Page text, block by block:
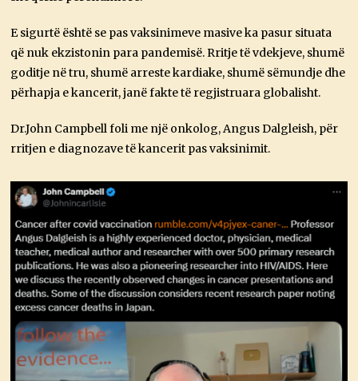
E sigurtë është se pas vaksinimeve masive ka pasur situata
që nuk ekzistonin para pandemisë. Rritje të vdekjeve, shumë
goditje në tru, shumë arreste kardiake, shumë sëmundje dhe
përhapja e kancerit, janë fakte të regjistruara globalisht.
Dr.John Campbell foli me një onkolog, Angus Dalgleish, për
rritjen e diagnozave të kancerit pas vaksinimit.